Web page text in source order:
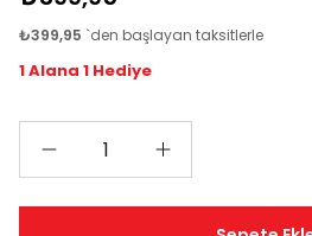
₺399,95 `den başlayan taksitlerle
1 Alana 1 Hediye